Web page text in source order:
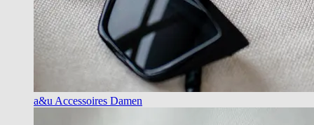
a&u Accessoires Damen